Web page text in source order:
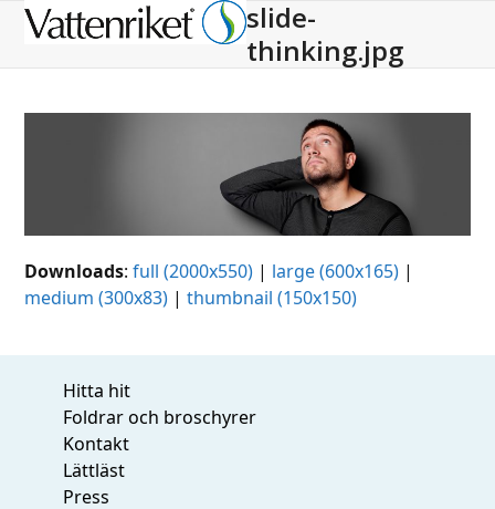
Open
Close
slide-
thinking.jpg
Downloads:full (2000x550) | large (600x165) |
medium (300x83) |thumbnail (150x150)
Hitta hit
Foldrar och broschyrer
Kontakt
Lättläst
Press